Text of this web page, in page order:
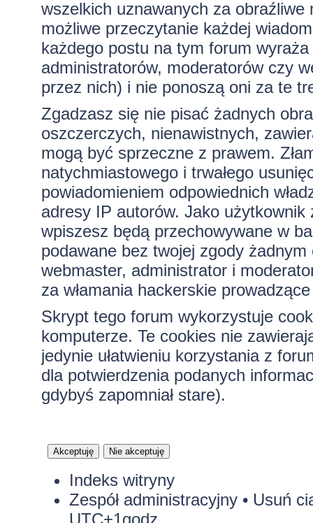
wszelkich uznawanych za obraźliwe
możliwe przeczytanie każdej
każdego postu na tym forum
administratorów, moderatorów czy
przez nich) i nie ponoszą oni za te
Zgadzasz się nie pisać żadnych
oszczerczych, nienawistnych,
mogą być sprzeczne z prawem.
natychmiastowego i trwałego
powiadomieniem odpowiednich
adresy IP autorów. Jako
wpiszesz będą przechowywane w
podawane bez twojej zgody
webmaster, administrator i
za włamania hackerskie
Skrypt tego forum wykorzystuje
komputerze. Te cookies nie
jedynie ułatwieniu korzystania z
dla potwierdzenia podanych
gdybyś zapomniał stare).
Indeks witryny
Zespół administracyjny• Usuń
UTC+1godz.